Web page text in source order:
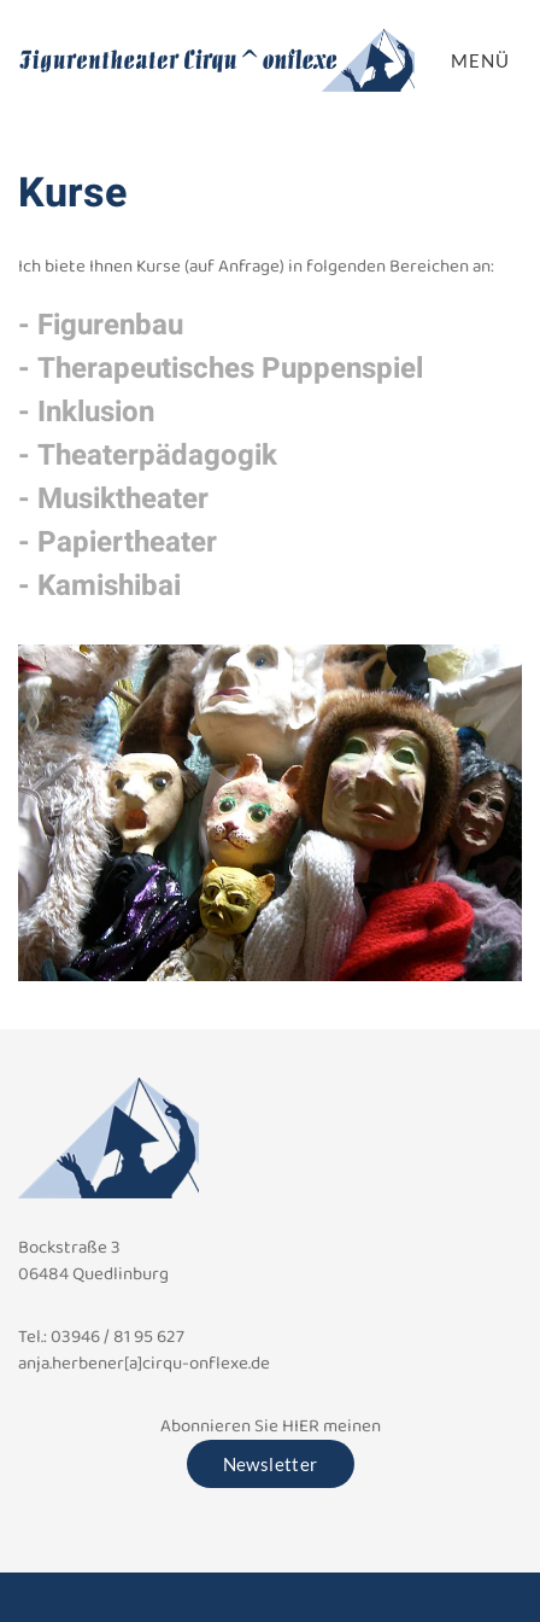
MENÜ
Kurse
Ich biete Ihnen Kurse (auf Anfrage) in folgenden Bereichen an:
- Figurenbau
- Therapeutisches Puppenspiel
- Inklusion
- Theaterpädagogik
- Musiktheater
- Papiertheater
- Kamishibai
Bockstraße 3
06484 Quedlinburg
Tel.: 03946 / 81 95 627
anja.herbener[a]cirqu-onflexe.de
Abonnieren Sie HIER meinen
Newsletter